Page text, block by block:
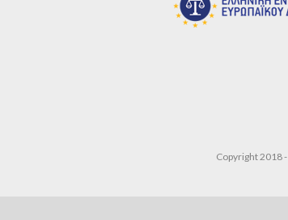
Copyright 2018 -